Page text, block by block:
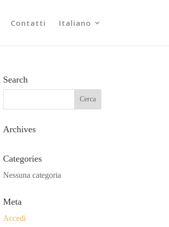
Contatti Italiano
Search
Archives
Categories
Nessuna categoria
Meta
Accedi